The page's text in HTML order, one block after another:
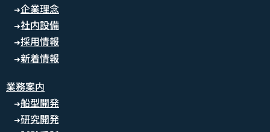
➜企業理念
➜社内設備
➜採用情報
➜新着情報
業務案内
➜船型開発
➜研究開発